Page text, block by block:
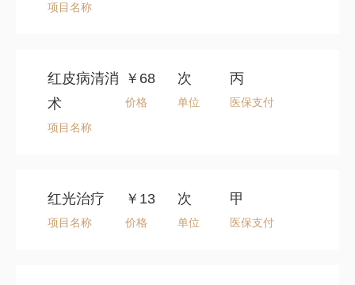
项目名称
红皮病清消
术
项目名称
￥68
价格
次
单位
丙
医保支付
红光治疗
项目名称
￥13
价格
次
单位
甲
医保支付